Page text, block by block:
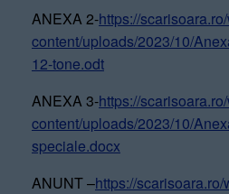
ANEXA 2-https://
content/uploads/2023/10/
12-tone.odt
ANEXA 3-https://
content/uploads/2023/10/
speciale.docx
ANUNT –https://scarisoara.ro/